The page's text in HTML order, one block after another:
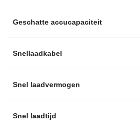
Geschatte accucapaciteit
Snellaadkabel
Snel laadvermogen
Snel laadtijd